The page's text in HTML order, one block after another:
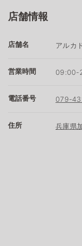
店舗情報
店舗名 アルカ
営業時間 09:00-
電話番号 079-
住所 兵庫県